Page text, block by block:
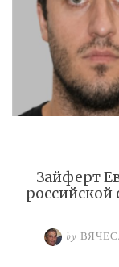
Зайферт
by